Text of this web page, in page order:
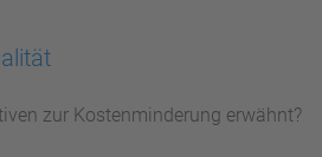
zur Kostenminderung erwähnt?